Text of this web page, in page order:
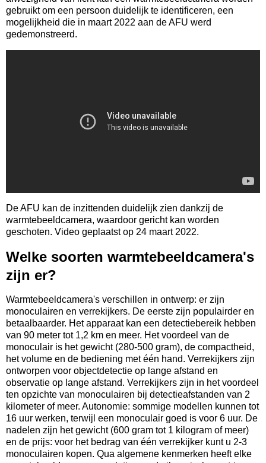
gebruikt om een persoon duidelijk te identificeren, een
mogelijkheid die in maart 2022 aan de AFU werd
gedemonstreerd.
De AFU kan de inzittenden duidelijk zien dankzij de
warmtebeeldcamera, waardoor gericht kan worden
geschoten. Video geplaatst op 24 maart 2022.
Welke soorten warmtebeeldcamera's
zijn er?
Warmtebeeldcamera's verschillen in ontwerp: er zijn
monoculairen en verrekijkers. De eerste zijn populairder en
betaalbaarder. Het apparaat kan een detectiebereik hebben
van 90 meter tot 1,2 km en meer. Het voordeel van de
monoculair is het gewicht (280-500 gram), de compactheid,
het volume en de bediening met één hand. Verrekijkers zijn
ontworpen voor objectdetectie op lange afstand en
observatie op lange afstand. Verrekijkers zijn in het voordeel
ten opzichte van monoculairen bij detectieafstanden van 2
kilometer of meer. Autonomie: sommige modellen kunnen tot
16 uur werken, terwijl een monoculair goed is voor 6 uur. De
nadelen zijn het gewicht (600 gram tot 1 kilogram of meer)
en de prijs: voor het bedrag van één verrekijker kunt u 2-3
monoculairen kopen. Qua algemene kenmerken heeft elke